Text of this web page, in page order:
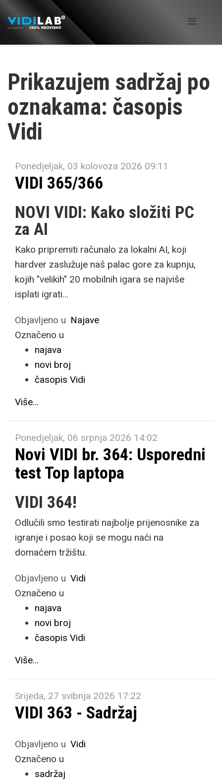
Prikazujem sadržaj po
oznakama: časopis
Vidi
Ponedjeljak, 03 kolovoza 2026 09:11
VIDI 365/366
NOVI VIDI: Kako složiti PC
za AI
Kako pripremiti računalo za lokalni AI, koji
hardver zaslužuje naš palac gore za kupnju,
kojih "velikih" 20 mobilnih igara se najviše
isplati igrati...
Objavljeno u Najave
Označeno u
najava
novi broj
časopis Vidi
Više...
Ponedjeljak, 06 srpnja 2026 14:02
Novi VIDI br. 364: Usporedni
test Top laptopa
VIDI 364!
Odlučili smo testirati najbolje prijenosnike za
igranje i posao koji se mogu naći na
domaćem tržištu.
Objavljeno u Vidi
Označeno u
najava
novi broj
časopis Vidi
Više...
Srijeda, 27 svibnja 2026 17:22
VIDI 363 - Sadržaj
Objavljeno u Vidi
Označeno u
sadržaj